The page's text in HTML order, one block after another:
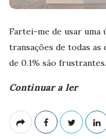
Fartei-me de usar uma
transações de todas as
de 0.1% são frustrantes.
Continuar a ler